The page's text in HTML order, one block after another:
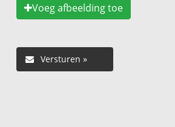
Voeg afbeelding toe